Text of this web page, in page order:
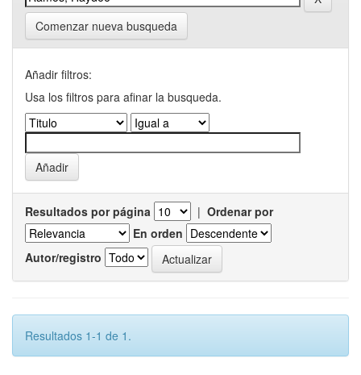
Comenzar nueva busqueda
Añadir filtros:
Usa los filtros para afinar la busqueda.
Resultados por página | Ordenar por
En orden
Autor/registro
Resultados 1-1 de 1.